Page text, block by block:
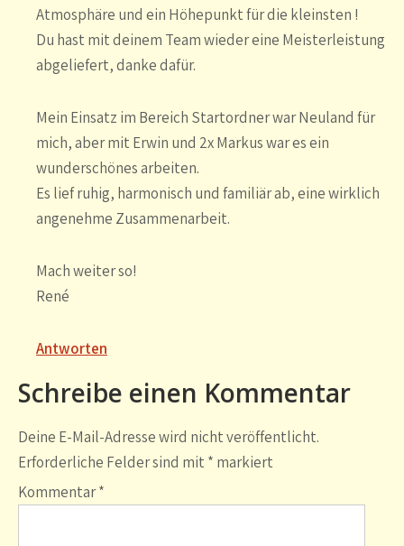
Atmosphäre und ein Höhepunkt für die kleinsten !
Du hast mit deinem Team wieder eine Meisterleistung
abgeliefert, danke dafür.
Mein Einsatz im Bereich Startordner war Neuland für
mich, aber mit Erwin und 2x Markus war es ein
wunderschönes arbeiten.
Es lief ruhig, harmonisch und familiär ab, eine wirklich
angenehme Zusammenarbeit.
Mach weiter so!
René
Antworten
Schreibe einen Kommentar
Deine E-Mail-Adresse wird nicht veröffentlicht.
Erforderliche Felder sind mit * markiert
Kommentar*